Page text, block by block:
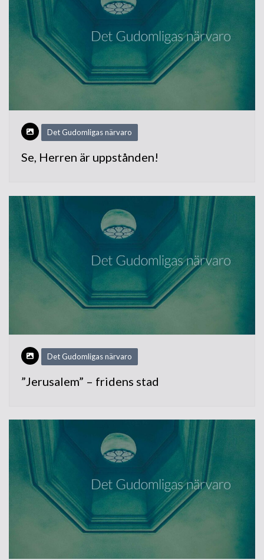
Det Gudomligas närvaro
Se, Herren är uppstånden!
Det Gudomligas närvaro
”Jerusalem” – fridens stad